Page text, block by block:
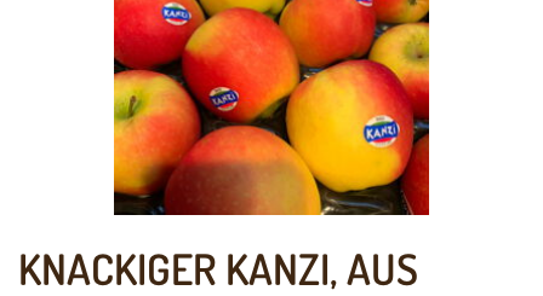
KNACKIGER KANZI, AUS